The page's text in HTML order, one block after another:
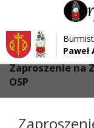
Przejdź do menu
Przejdź do głównej treści strony
Przejdź do stopki strony
Strona główna >
Zaproszenie na
OSP